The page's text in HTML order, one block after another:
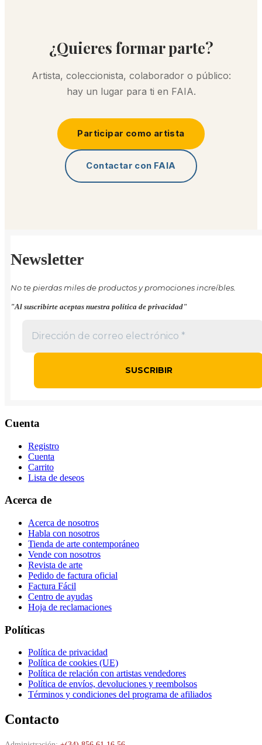
¿Quieres formar parte?
Artista, coleccionista, colaborador o público:
hay un lugar para ti en FAIA.
Participar como artista
Contactar con FAIA
Newsletter
No te pierdas miles de productos y promociones increíbles.
"Al suscribirte aceptas nuestra política de privacidad"
Cuenta
Registro
Cuenta
Carrito
Lista de deseos
Acerca de
Acerca de nosotros
Habla con nosotros
Tienda de arte contemporáneo
Vende con nosotros
Revista de arte
Pedido de factura oficial
Factura Fácil
Centro de ayudas
Hoja de reclamaciones
Políticas
Política de privacidad
Política de cookies (UE)
Política de relación con artistas vendedores
Política de envíos, devoluciones y reembolsos
Términos y condiciones del programa de afiliados
Contacto